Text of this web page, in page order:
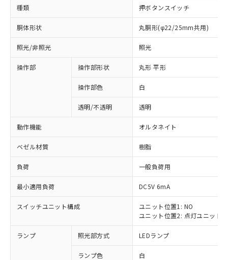
種類 押ボタンスイッチ
胴体形状 丸胴形(φ22/25mm共用)
照光/非照光 照光
操作部 操作部形状 丸形 平形
操作部色 白
透明/不透明 透明
動作機能 オルタネイト
ベゼル材質 樹脂
負荷 一般負荷用
最小適用負荷 DC5V 6mA
スイッチユニット構成
ユニット位置1: NO
ユニット位置2: 点灯ユニット
ランプ 照光部方式 LEDランプ
ランプ色 白
非含有に対応した製品が提供可能な商品で